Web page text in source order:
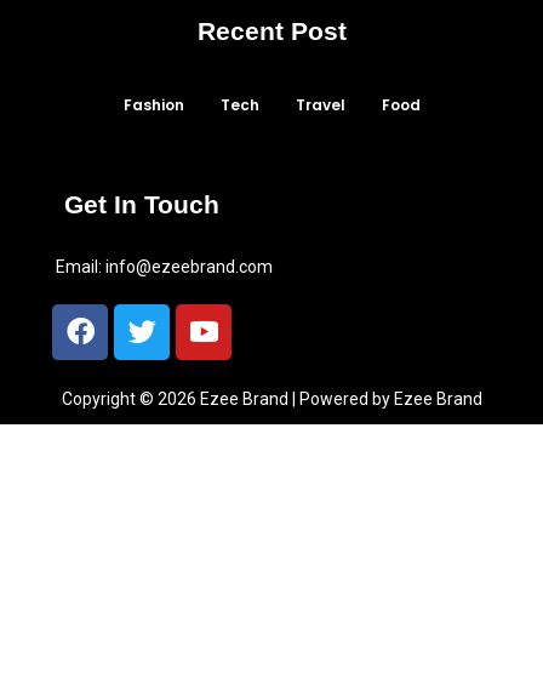
Recent Post
Fashion Tech Travel Food
Get In Touch
Email: info@ezeebrand.com
Copyright © 2026 Ezee Brand | Powered by Ezee Brand